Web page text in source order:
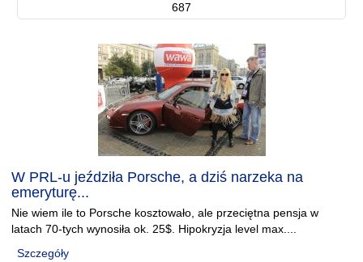
687
W PRL-u jeździła Porsche, a dziś narzeka na
emeryturę...
Nie wiem ile to Porsche kosztowało, ale przeciętna pensja w
latach 70-tych wynosiła ok. 25$. Hipokryzja level max....
Szczegóły